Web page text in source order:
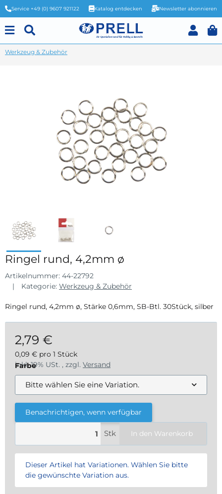
Service +49 (0) 9607 921122 Katalog entdecken Newsletter abonnieren
Werkzeug & Zubehör
Ringel rund, 4,2mm ø
Artikelnummer: 44-22792
Kategorie: Werkzeug & Zubehör
Ringel rund, 4,2mm ø, Stärke 0,6mm, SB-Btl. 30Stück, silber
2,79 €
0,09 € pro 1 Stück
inkl. 19% USt. , zzgl. Versand
Farbe
Bitte wählen Sie eine Variation.
Benachrichtigen, wenn verfügbar
Stk In den Warenkorb
x
Dieser Artikel hat Variationen. Wählen Sie bitte
die gewünschte Variation aus.